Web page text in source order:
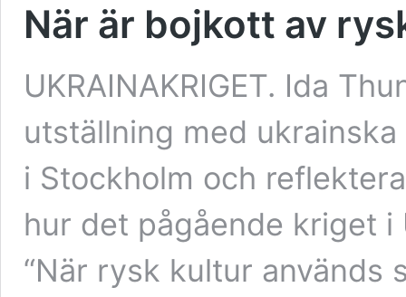
När är bojkott av
UKRAINAKRIGET. Ida
utställning med
i Stockholm och
hur det pågående kriget i
“När rysk kultur används